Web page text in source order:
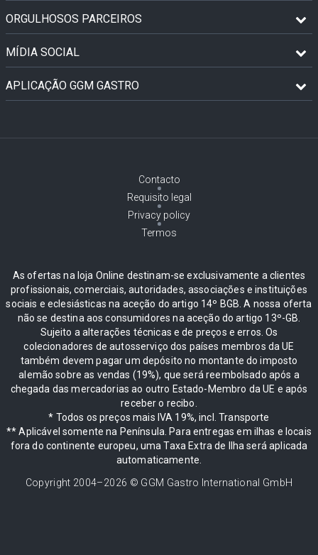
ORGULHOSOS PARCEIROS
MÍDIA SOCIAL
APLICAÇÃO GGM GASTRO
Contacto
Requisito legal
Privacy policy
Termos
As ofertas na loja Online destinam-se exclusivamente a clientes
profissionais, comerciais, autoridades, associações e instituições
sociais e eclesiásticas na aceção do artigo 14º BGB. A nossa oferta
não se destina aos consumidores na aceção do artigo 13º-GB.
Sujeito a alterações técnicas e de preços e erros. Os
colecionadores de autosserviço dos países membros da UE
também devem pagar um depósito no montante do imposto
alemão sobre as vendas (19%), que será reembolsado após a
chegada das mercadorias ao outro Estado-Membro da UE e após
receber o recibo.
* Todos os preços mais IVA 19%, incl. Transporte
** Aplicável somente na Península. Para entregas em ilhas e locais
fora do continente europeu, uma Taxa Extra de Ilha será aplicada
automaticamente.
Copyright 2004–2026 © GGM Gastro International GmbH